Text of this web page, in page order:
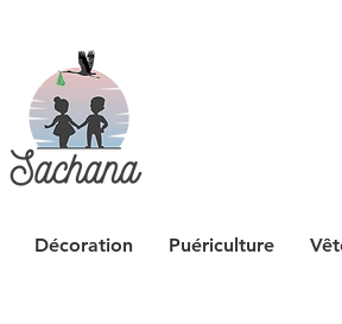
Décoration Puériculture